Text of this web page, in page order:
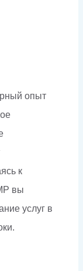
опыт
к
вы
услуг в